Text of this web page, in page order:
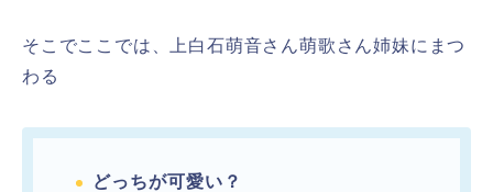
そこでここでは、上白石萌音さん萌歌さん姉妹にまつ
わる
どっちが可愛い？